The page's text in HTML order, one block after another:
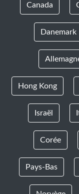
Canada
Danemark
Hong Kong
Israël
Corée
Pays-Bas